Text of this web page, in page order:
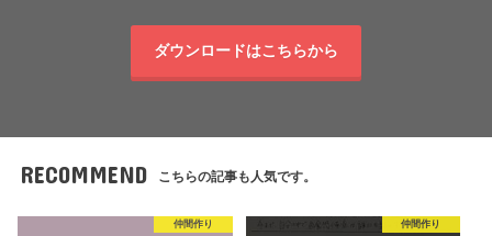
ダウンロードはこちらから
RECOMMEND こちらの記事も人気です。
仲間作り 仲間作り